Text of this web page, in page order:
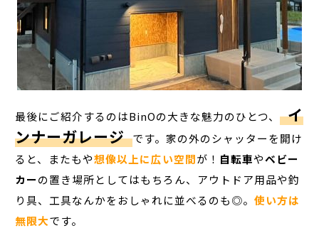
最後にご紹介するのはBinOの大きな魅力のひとつ、 イ
ンナーガレージ です。家の外のシャッターを開け
ると、またもや想像以上に広い空間が！ 自転車やベビー
カーの置き場所としてはもちろん、アウトドア用品や釣
り具、工具なんかをおしゃれに並べるのも◎。使い方は
無限大です。